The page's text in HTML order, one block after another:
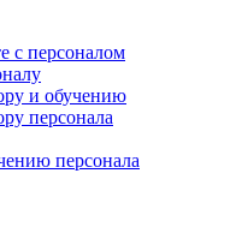
с персоналом
и обучению
персонала
персонала